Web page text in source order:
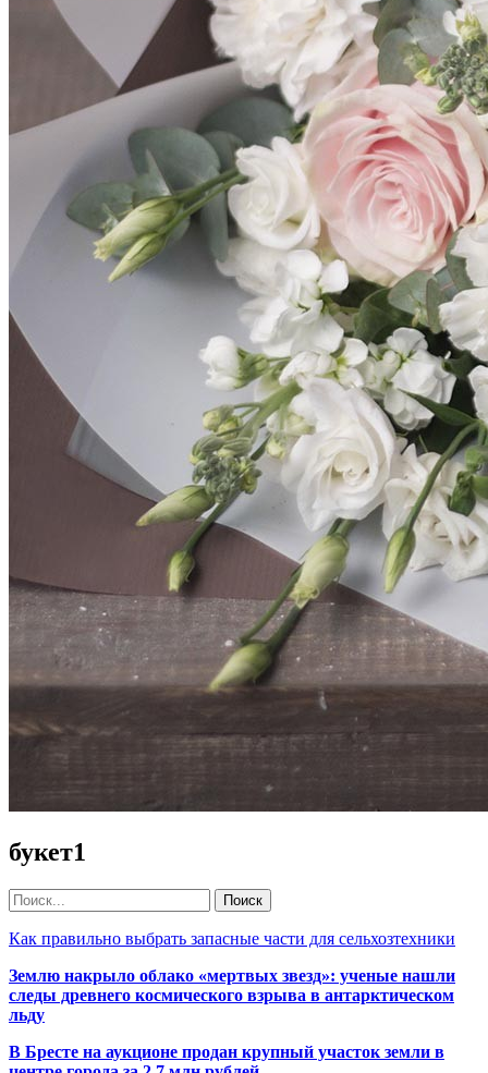
букет1
Как правильно выбрать запасные части для сельхозтехники
Землю накрыло облако «мертвых звезд»: ученые нашли
следы древнего космического взрыва в антарктическом
льду
В Бресте на аукционе продан крупный участок земли в